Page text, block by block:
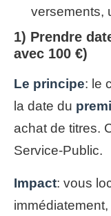
versements,
1) Prendre
avec 100 €)
Le principe: le
la date du
achat de titres.
Service-Public.
Impact: vous